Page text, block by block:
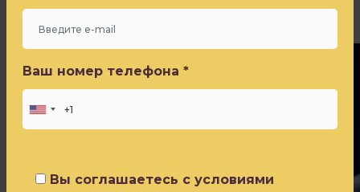
Ваш номер телефона *
Политики конфиденциальности
Ваш номер телефона *
Вы соглашаетесь с условиями